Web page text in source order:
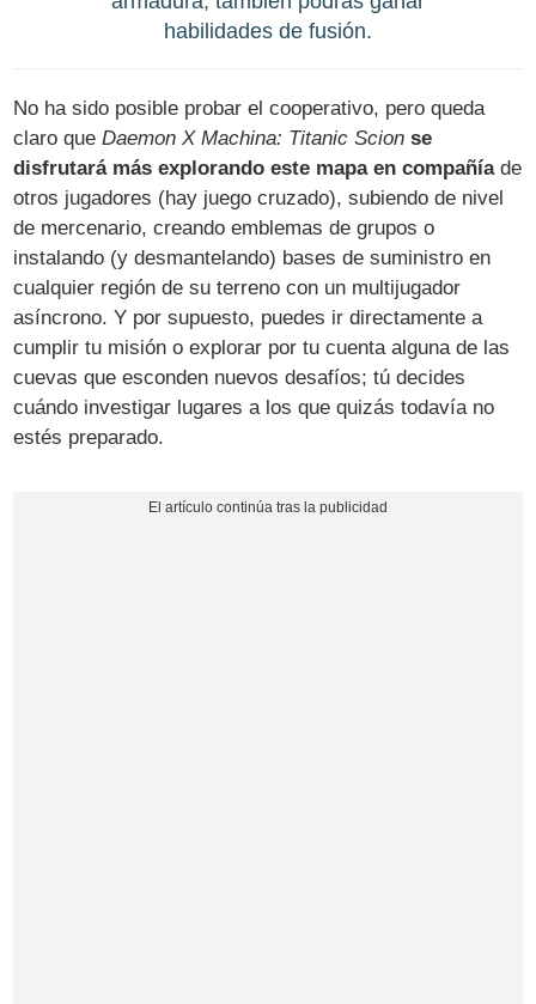
habilidades de fusión.
No ha sido posible probar el cooperativo, pero queda
claro queDaemon X Machina: Titanic Scion se
disfrutará más explorando este mapa en compañíade
otros jugadores (hay juego cruzado), subiendo de nivel
de mercenario, creando emblemas de grupos o
instalando (y desmantelando) bases de suministro en
cualquier región de su terreno con un multijugador
asíncrono. Y por supuesto, puedes ir directamente a
cumplir tu misión o explorar por tu cuenta alguna de las
cuevas que esconden nuevos desafíos; tú decides
cuándo investigar lugares a los que quizás todavía no
estés preparado.